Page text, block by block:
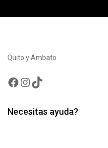
Quito y Ambato
Facebook
Instagram
TikTok
Necesitas ayuda?